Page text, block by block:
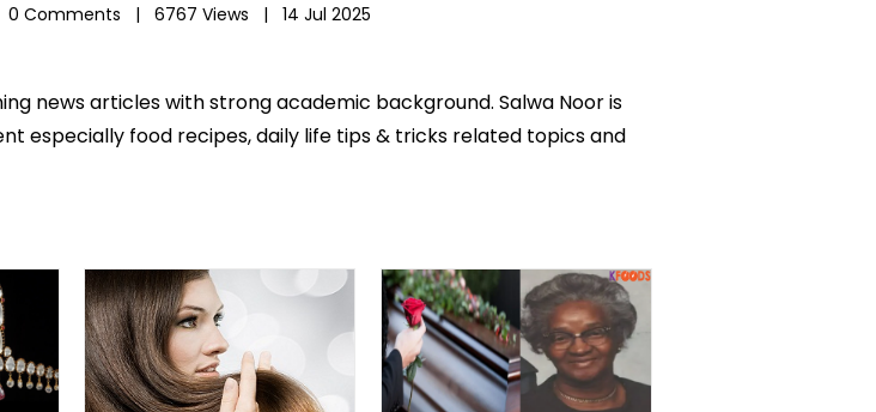
0 Comments | 6767 Views | 14 Jul 2025
news articles with strong academic background. Salwa Noor is
especially food recipes, daily life tips & tricks related topics and